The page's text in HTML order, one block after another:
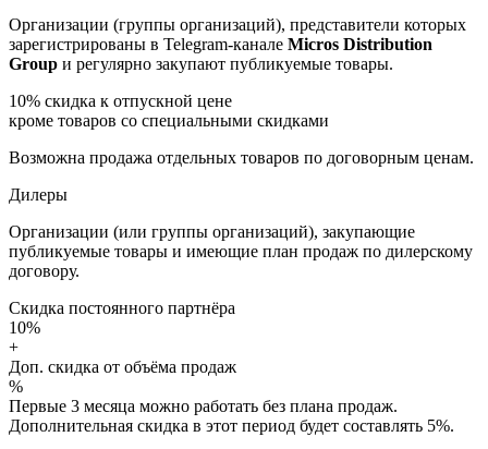
Организации (группы организаций), представители которых
зарегистрированы в Telegram-канале Micros Distribution
Group и регулярно закупают публикуемые товары.
10% скидка к отпускной цене
кроме товаров со специальными скидками
Возможна продажа отдельных товаров по договорным ценам.
Дилеры
Организации (или группы организаций), закупающие
публикуемые товары и имеющие план продаж по дилерскому
договору.
Скидка постоянного партнёра
10%
+
Доп. скидка от объёма продаж
%
Первые 3 месяца можно работать без плана продаж.
Дополнительная скидка в этот период будет составлять 5%.